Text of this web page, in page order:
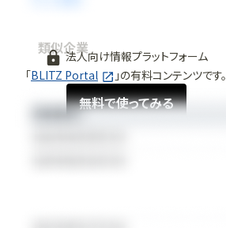
法人向け情報プラットフォーム
「BLITZ Portal 」の有料コンテンツです。
無料で使ってみる
類似企業